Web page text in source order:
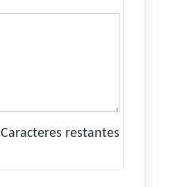
Caracteres restantes